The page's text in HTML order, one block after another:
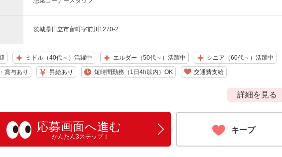
茨城県日立市留町字前川1270-2
ミドル（40代～）活躍中 エルダー（50代～）活躍中 シニア（60代～）活躍中
賞与あり 昇給あり 短時間勤務（1日4h以内）OK 交通費支給
詳細を見る
応募画面へ進む
かんたん3ステップ！
キープ